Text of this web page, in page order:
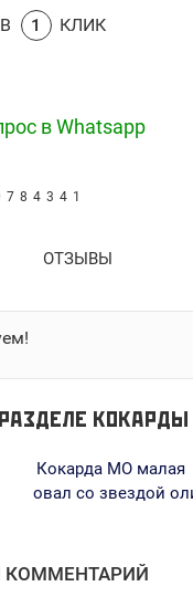
1 КЛИК
в Whatsapp
ОТЗЫВЫ
КОКАРДЫ
Кокарда МО малая
овал со звездой
КОММЕНТАРИЙ